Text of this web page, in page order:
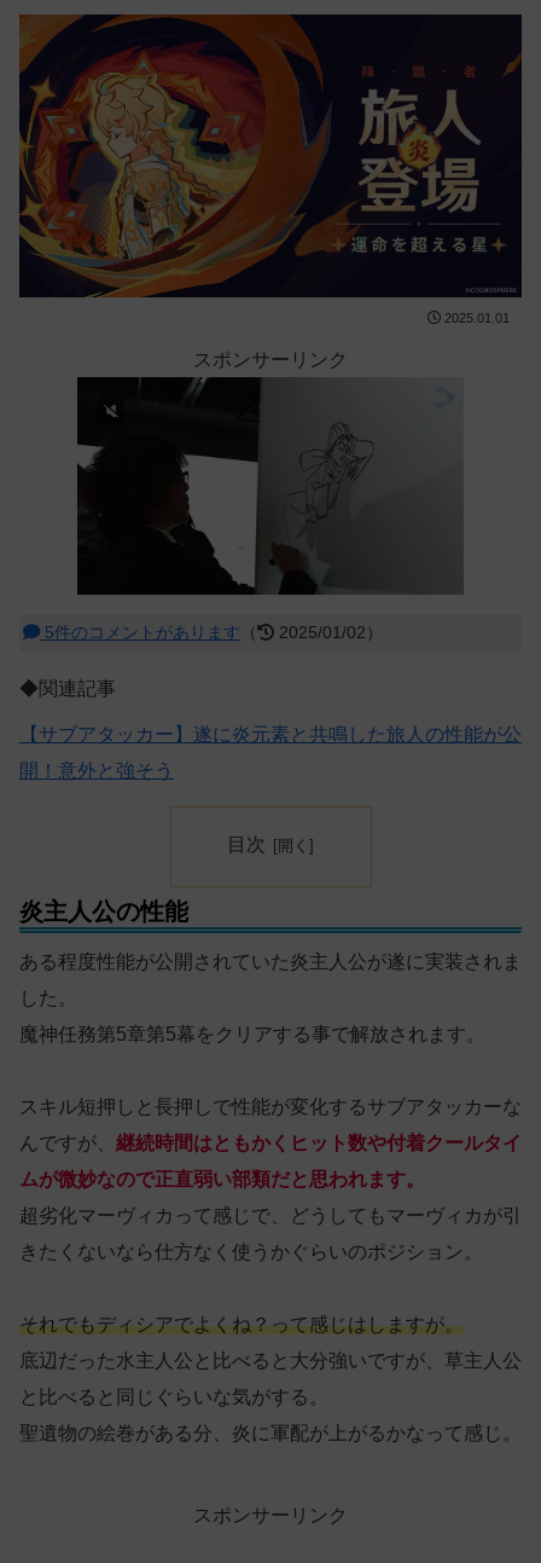
2025.01.01
スポンサーリンク
5件のコメントがあります （ 2025/01/02）
◆関連記事
【サブアタッカー】遂に炎元素と共鳴した旅人の性能が公
開！意外と強そう
目次
炎主人公の性能
ある程度性能が公開されていた炎主人公が遂に実装されま
した。
魔神任務第5章第5幕をクリアする事で解放されます。
スキル短押しと長押しで性能が変化するサブアタッカーな
んですが、 継続時間はともかくヒット数や付着クールタイ
ムが微妙なので正直弱い部類だと思われます。
超劣化マーヴィカって感じで、どうしてもマーヴィカが引
きたくないなら仕方なく使うかぐらいのポジション。
それでもディシアでよくね？って感じはしますが。
底辺だった水主人公と比べると大分強いですが、草主人公
と比べると同じぐらいな気がする。
聖遺物の絵巻がある分、炎に軍配が上がるかなって感じ。
スポンサーリンク